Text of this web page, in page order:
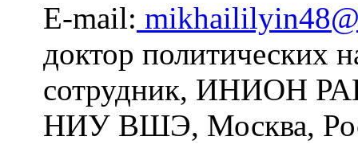
E-mail:
доктор политических
сотрудник, ИНИОН
НИУ ВШЭ, Москва,